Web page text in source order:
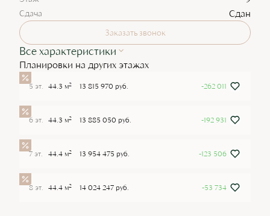
Сдача Сдан
Заказать звонок
Все характеристики
Планировки на других этажах
5 эт. 44.3 м2 13 815 970 руб. -262 011
6 эт. 44.3 м2 13 885 050 руб. -192 931
7 эт. 44.4 м2 13 954 475 руб. -123 506
8 эт. 44.4 м2 14 024 247 руб. -53 734